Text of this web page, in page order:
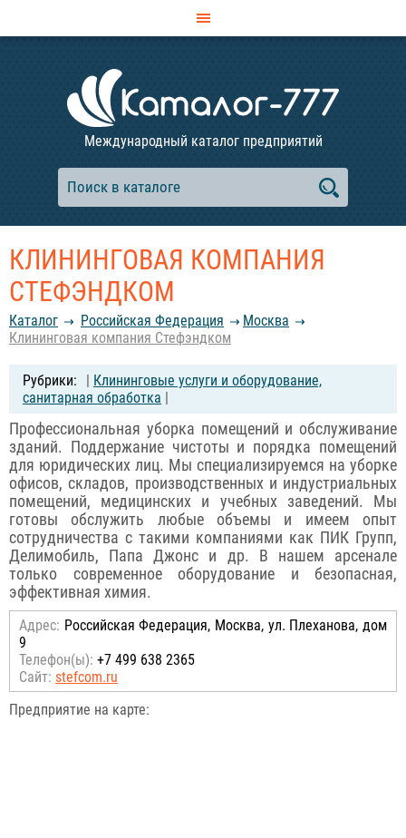
Международный каталог предприятий
КЛИНИНГОВАЯ КОМПАНИЯ
СТЕФЭНДКОМ
Каталог Российcкая Федерация
Москва
Клининговая компания Стефэндком
| Клининговые услуги и оборудование,
санитарная обработка |
Профессиональная уборка помещений и обслуживание
зданий. Поддержание чистоты и порядка помещений
для юридических лиц. Мы специализируемся на уборке
офисов, складов, производственных и индустриальных
помещений, медицинских и учебных заведений. Мы
готовы обслужить любые объемы и имеем опыт
сотрудничества с такими компаниями как ПИК Групп,
Делимобиль, Папа Джонс и др. В нашем арсенале
только современное оборудование и безопасная,
эффективная химия.
Адрес: Российcкая Федерация, Москва, ул. Плеханова, дом
9
Телефон(ы): +7 499 638 2365
Сайт: stefcom.ru
Предприятие на карте: